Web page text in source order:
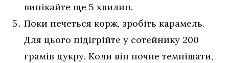
випікайте ще 5 хвилин.
Поки печеться корж, зробіть карамель.
Для цього підігрійте у сотейнику 200
грамів цукру. Коли він почне темнішати,